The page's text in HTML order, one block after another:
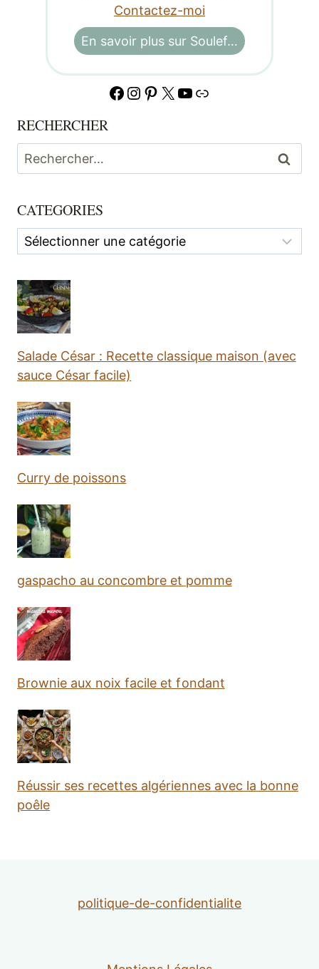
Contactez-moi
En savoir plus sur Soulef…
Facebook
Instagram
Pinterest
X YouTube
Lien
RECHERCHER
Rechercher :
CATEGORIES
Categories
Salade César : Recette classique maison (avec
sauce César facile)
Curry de poissons
gaspacho au concombre et pomme
Brownie aux noix facile et fondant
Réussir ses recettes algériennes avec la bonne
poêle
politique-de-confidentialite